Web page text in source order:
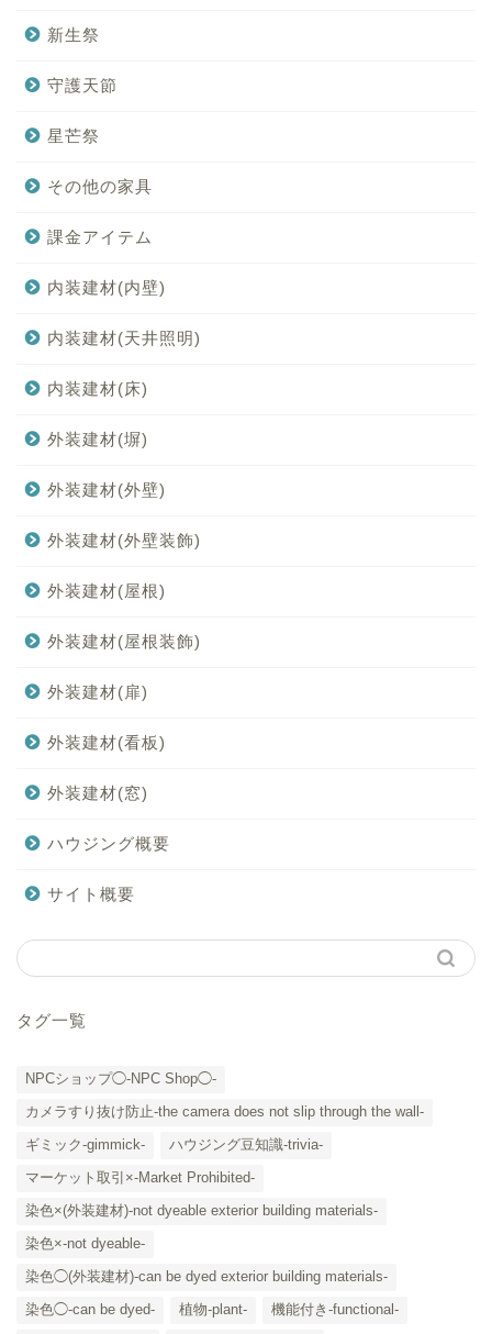
新生祭
守護天節
星芒祭
その他の家具
課金アイテム
内装建材(内壁)
内装建材(天井照明)
内装建材(床)
外装建材(塀)
外装建材(外壁)
外装建材(外壁装飾)
外装建材(屋根)
外装建材(屋根装飾)
外装建材(扉)
外装建材(看板)
外装建材(窓)
ハウジング概要
サイト概要
タグ一覧
NPCショップ◯-NPC Shop◯-
カメラすり抜け防止-the camera does not slip through the wall-
ギミック-gimmick-
ハウジング豆知識-trivia-
マーケット取引×-Market Prohibited-
染色×(外装建材)-not dyeable exterior building materials-
染色×-not dyeable-
染色◯(外装建材)-can be dyed exterior building materials-
染色◯-can be dyed-
植物-plant- 機能付き-functional-
Category List-